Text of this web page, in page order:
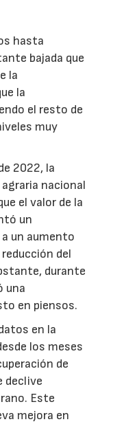
hasta
bajada que
la
la
el resto de
muy
2022, la
nacional
el valor de la
un
un aumento
del
durante
una
en piensos.
en la
los meses
de
declive
Este
mejora en